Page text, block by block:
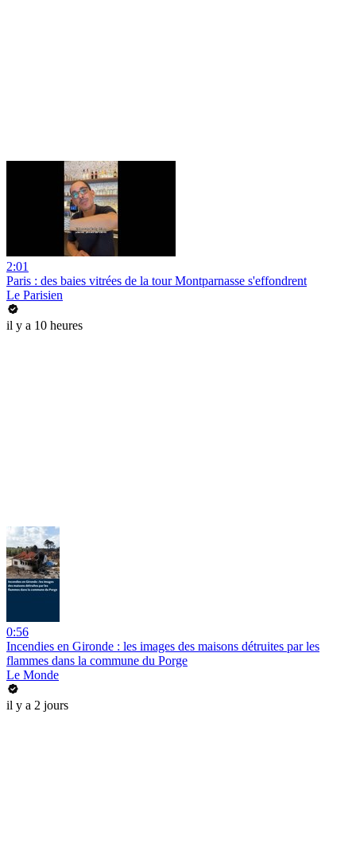
2:01
Paris : des baies vitrées de la tour Montparnasse s'effondrent
Le Parisien
il y a 10 heures
0:56
Incendies en Gironde : les images des maisons détruites par les
flammes dans la commune du Porge
Le Monde
il y a 2 jours